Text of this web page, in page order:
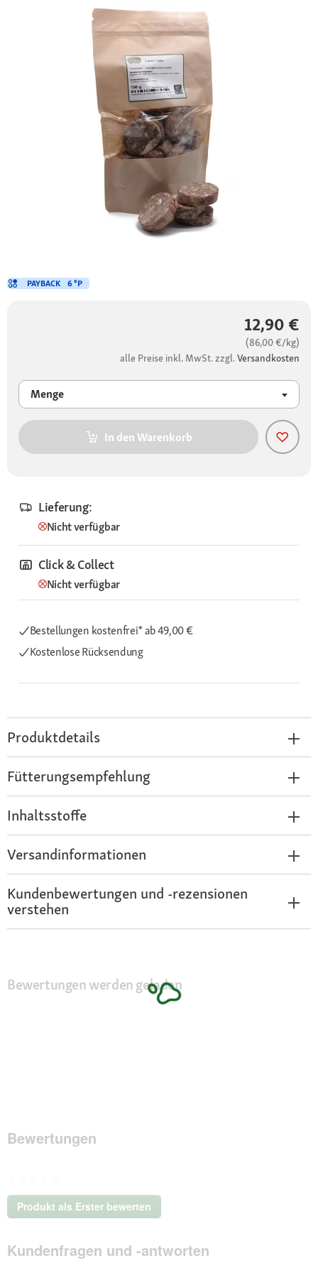
12,90 €
(86,00 €/kg)
alle Preise inkl. MwSt. zzgl.Versandkosten
Menge
In den Warenkorb
Lieferung:
Nicht verfügbar
Click & Collect
Nicht verfügbar
Bestellungen kostenfrei*ab 49,00 €
Kostenlose Rücksendung
PAYBACK 6 °P
Produktdetails
Fütterungsempfehlung
Inhaltsstoffe
Versandinformationen
Kundenbewertungen und -rezensionen
verstehen
Bewertungen werden geladen
Bewertungen
Kein
Beurteilungswert
Produkt als Erster bewerten
.
dieser
Aktion
Kundenfragen und -antworten